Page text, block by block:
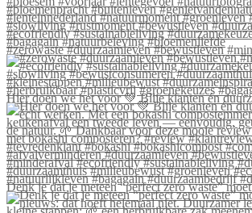
#zerowaste #duurzaamleven #bewustleven
Hier doen we het voor 💚 Blije klanten én
Denk je dat je meteen “perfect zero waste”